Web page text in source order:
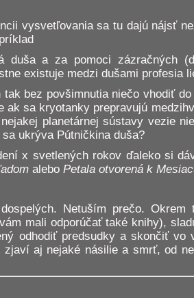
vysvetľovania sa tu dajú nájsť
duša a za pomoci zázračných
existuje medzi dušami profesia
bez povšimnutia niečo vhodiť
ak sa kryotanky prepravujú
planetárnej sústavy vezie
ukrýva Pútničkina duša?
x svetlených rokov ďaleko si
alebo Petala otvorená k
Netuším prečo.
mali odporúčať také knihy),
odhodiť predsudky a skončiť
aj nejaké násilie a smrť, od